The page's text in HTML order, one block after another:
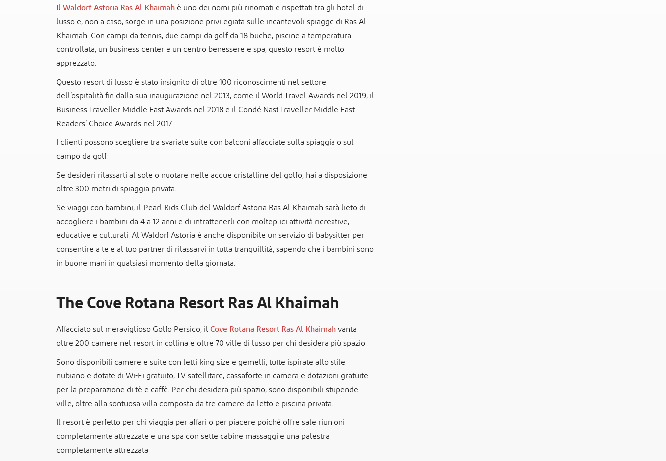
IlWaldorf Astoria Ras Al Khaimahè uno dei nomi più rinomati e rispettati tra gli hotel di
lusso e, non a caso, sorge in una posizione privilegiata sulle incantevoli spiagge di Ras Al
Khaimah. Con campi da tennis, due campi da golf da 18 buche, piscine a temperatura
controllata, un business center e un centro benessere e spa, questo resort è molto
apprezzato.
Questo resort di lusso è stato insignito di oltre 100 riconoscimenti nel settore
dell’ospitalità fin dalla sua inaugurazione nel 2013, come il World Travel Awards nel 2019, il
Business Traveller Middle East Awards nel 2018 e il Condé Nast Traveller Middle East
Readers’ Choice Awards nel 2017.
I clienti possono scegliere tra svariate suite con balconi affacciate sulla spiaggia o sul
campo da golf.
Se desideri rilassarti al sole o nuotare nelle acque cristalline del golfo, hai a disposizione
oltre 300 metri di spiaggia privata.
Se viaggi con bambini, il Pearl Kids Club del Waldorf Astoria Ras Al Khaimah sarà lieto di
accogliere i bambini da 4 a 12 anni e di intrattenerli con molteplici attività ricreative,
educative e culturali. Al Waldorf Astoria è anche disponibile un servizio di babysitter per
consentire a te e al tuo partner di rilassarvi in tutta tranquillità, sapendo che i bambini sono
in buone mani in qualsiasi momento della giornata.
The Cove Rotana Resort Ras Al Khaimah
Affacciato sul meraviglioso Golfo Persico, ilCove Rotana Resort Ras Al Khaimahvanta
oltre 200 camere nel resort in collina e oltre 70 ville di lusso per chi desidera più spazio.
Sono disponibili camere e suite con letti king-size e gemelli, tutte ispirate allo stile
nubiano e dotate di Wi-Fi gratuito, TV satellitare, cassaforte in camera e dotazioni gratuite
per la preparazione di tè e caffè. Per chi desidera più spazio, sono disponibili stupende
ville, oltre alla sontuosa villa composta da tre camere da letto e piscina privata.
Il resort è perfetto per chi viaggia per affari o per piacere poiché offre sale riunioni
completamente attrezzate e una spa con sette cabine massaggi e una palestra
completamente attrezzata.